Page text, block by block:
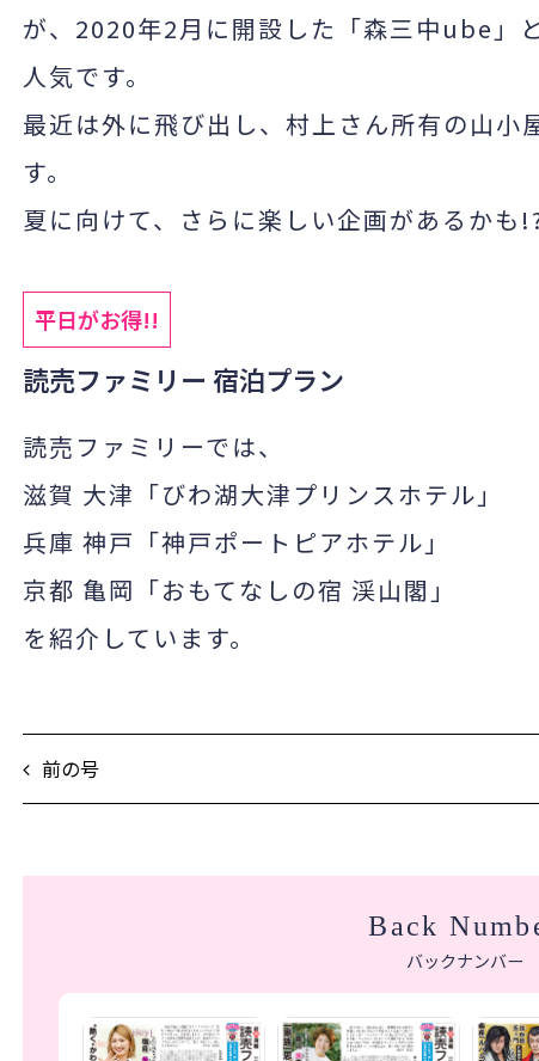
が、 2020年2月に開設した「森三中ube 」
人気です。
最近は外に飛び出し、村上さん所有の山小
す。
夏に向けて、さらに楽しい企画があるかも
平日がお得!!
読売ファミリー 宿泊プラン
読売ファミリーでは、
滋賀 大津「びわ湖大津プリンスホテル」
兵庫 神戸「神戸ポートピアホテル」
京都 亀岡「おもてなしの宿 渓山閣 」
を紹介しています。
前の号
Back
バックナンバー